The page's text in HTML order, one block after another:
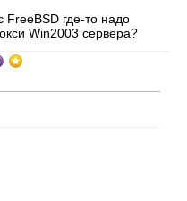
FreeBSD где-то надо
Win2003 сервера?